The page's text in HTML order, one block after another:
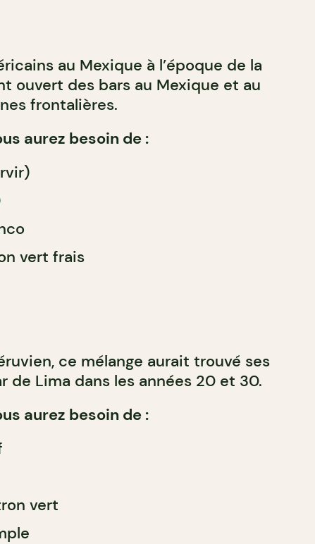
au Mexique à l’époque de la
ouvert des bars au Mexique et au
frontalières.
aurez besoin de :
vert frais
ce mélange aurait trouvé ses
de Lima dans les années 20 et 30.
aurez besoin de :
vert